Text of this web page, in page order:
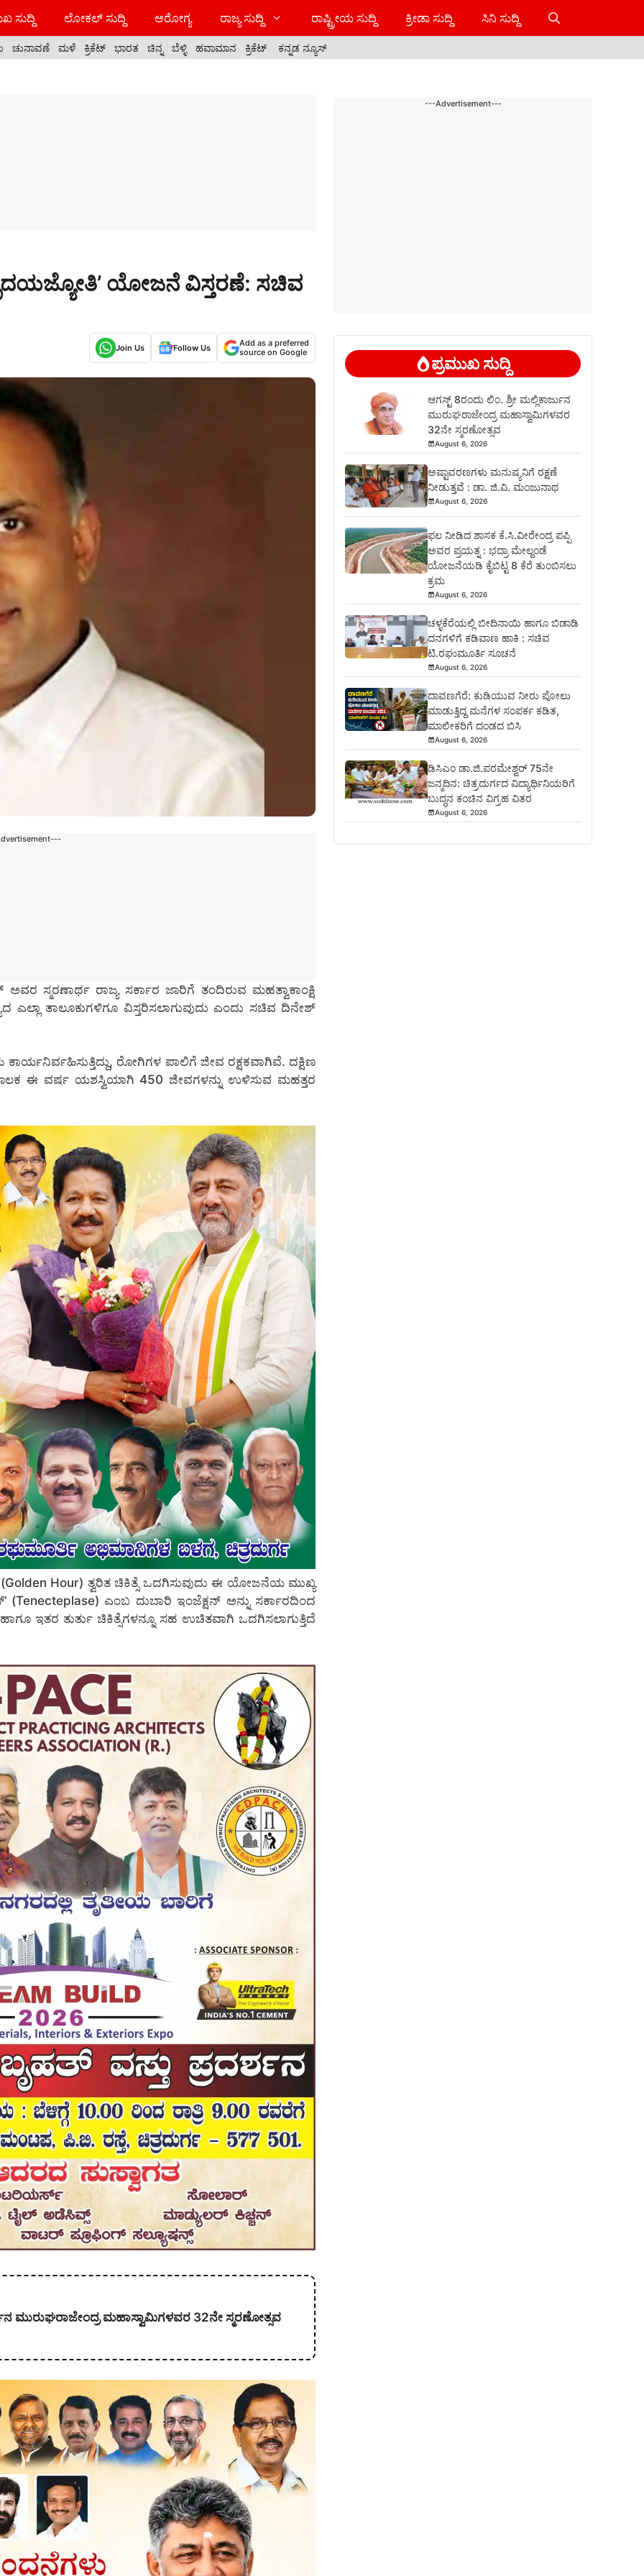
ಸುದ್ದಿ ಲೋಕಲ್ ಸುದ್ದಿ ಆರೋಗ್ಯ ರಾಜ್ಯ ಸುದ್ದಿ ರಾಷ್ಟ್ರೀಯ ಸುದ್ದಿ ಕ್ರೀಡಾ ಸುದ್ದಿ ಸಿನಿ ಸುದ್ದಿ
ಚುನಾವಣೆ ಮಳೆ ಕ್ರಿಕೆಟ್ ಭಾರತ ಚಿನ್ನ ಬೆಳ್ಳಿ ಹವಾಮಾನ ಕ್ರಿಕೆಟ್ ಕನ್ನಡ ನ್ಯೂಸ್
ಯೋಜನೆ ವಿಸ್ತರಣೆ: ಸಚಿವ
Join Us Follow Us
Add as a preferred
source on Google
ಸ್ಮರಣಾರ್ಥ ರಾಜ್ಯ ಸರ್ಕಾರ ಜಾರಿಗೆ ತಂದಿರುವ ಮಹತ್ವಾಕಾಂಕ್ಷಿ
ಎಲ್ಲಾ ತಾಲೂಕುಗಳಿಗೂ ವಿಸ್ತರಿಸಲಾಗುವುದು ಎಂದು ಸಚಿವ ದಿನೇಶ್
ಕಾರ್ಯನಿರ್ವಹಿಸುತ್ತಿದ್ದು, ರೋಗಿಗಳ ಪಾಲಿಗೆ ಜೀವ ರಕ್ಷಕವಾಗಿವೆ. ದಕ್ಷಿಣ
ಈ ವರ್ಷ ಯಶಸ್ವಿಯಾಗಿ 450 ಜೀವಗಳನ್ನು ಉಳಿಸುವ ಮಹತ್ತರ
Hour) ತ್ವರಿತ ಚಿಕಿತ್ಸೆ ಒದಗಿಸುವುದು ಈ ಯೋಜನೆಯ ಮುಖ್ಯ
(Tenecteplase) ಎಂಬ ದುಬಾರಿ ಇಂಜೆಕ್ಷನ್ ಅನ್ನು ಸರ್ಕಾರದಿಂದ
ಇತರ ತುರ್ತು ಚಿಕಿತ್ಸೆಗಳನ್ನೂ ಸಹ ಉಚಿತವಾಗಿ ಒದಗಿಸಲಾಗುತ್ತಿದೆ
ಮುರುಘರಾಜೇಂದ್ರ ಮಹಾಸ್ವಾಮಿಗಳವರ 32ನೇ ಸ್ಮರಣೋತ್ಸವ
---Advertisement---
ಪ್ರಮುಖ ಸುದ್ದಿ
ಆಗಸ್ಟ್ 8ರಂದು ಲಿಂ. ಶ್ರೀ ಮಲ್ಲಿಕಾರ್ಜುನ
ಮುರುಘರಾಜೇಂದ್ರ ಮಹಾಸ್ವಾಮಿಗಳವರ
32ನೇ ಸ್ಮರಣೋತ್ಸವ
August 6, 2026
ಅಷ್ಟಾವರಣಗಳು ಮನುಷ್ಯನಿಗೆ ರಕ್ಷಣೆ
ನೀಡುತ್ತವೆ : ಡಾ. ಜಿ.ವಿ. ಮಂಜುನಾಥ
August 6, 2026
ಫಲ ನೀಡಿದ ಶಾಸಕ ಕೆ.ಸಿ.ವೀರೇಂದ್ರ ಪಪ್ಪಿ
ಅವರ ಪ್ರಯತ್ನ : ಭದ್ರಾ ಮೇಲ್ದಂಡೆ
ಯೋಜನೆಯಡಿ ಕೈಬಿಟ್ಟ 8 ಕೆರೆ ತುಂಬಿಸಲು
ಕ್ರಮ
August 6, 2026
ಚಳ್ಳಕೆರೆಯಲ್ಲಿ ಬೀದಿನಾಯಿ ಹಾಗೂ ಬಿಡಾಡಿ
ದನಗಳಿಗೆ ಕಡಿವಾಣ ಹಾಕಿ : ಸಚಿವ
ಟಿ.ರಘುಮೂರ್ತಿ ಸೂಚನೆ
August 6, 2026
ದಾವಣಗೆರೆ: ಕುಡಿಯುವ ನೀರು ಪೋಲು
ಮಾಡುತ್ತಿದ್ದ ಮನೆಗಳ ಸಂಪರ್ಕ ಕಡಿತ,
ಮಾಲೀಕರಿಗೆ ದಂಡದ ಬಿಸಿ
August 6, 2026
ಡಿಸಿಎಂ ಡಾ.ಜಿ.ಪರಮೇಶ್ವರ್ 75ನೇ
ಜನ್ಮದಿನ: ಚಿತ್ರದುರ್ಗದ ವಿದ್ಯಾರ್ಥಿನಿಯರಿಗೆ
ಬುದ್ಧನ ಕಂಚಿನ ವಿಗ್ರಹ ವಿತರ
August 6, 2026